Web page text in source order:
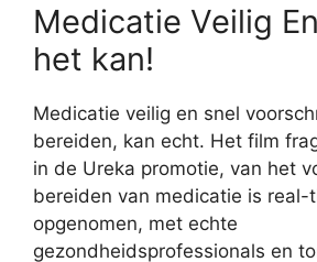
Medicatie Veilig
het kan!
Medicatie veilig en snel
bereiden, kan echt. Het film
in de Ureka promotie, van het
bereiden van medicatie is real-
opgenomen, met echte
gezondheidsprofessionals en